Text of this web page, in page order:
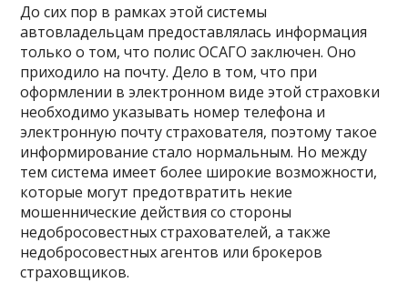
До сих пор в рамках этой системы
автовладельцам предоставлялась информация
только о том, что полис ОСАГО заключен. Оно
приходило на почту. Дело в том, что при
оформлении в электронном виде этой страховки
необходимо указывать номер телефона и
электронную почту страхователя, поэтому такое
информирование стало нормальным. Но между
тем система имеет более широкие возможности,
которые могут предотвратить некие
мошеннические действия со стороны
недобросовестных страхователей, а также
недобросовестных агентов или брокеров
страховщиков.